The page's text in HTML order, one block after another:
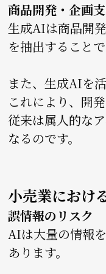
商品開発・企画
生成AIは商品開
を抽出すること
また、生成AIを
これにより、開
従来は属人的な
なるのです。
小売業におけ
誤情報のリスク
AIは大量の情報
あります。